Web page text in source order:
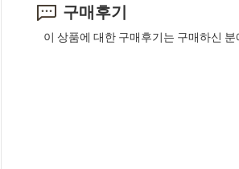
구매후기
이 상품에 대한 구매후기는 구매하신 분